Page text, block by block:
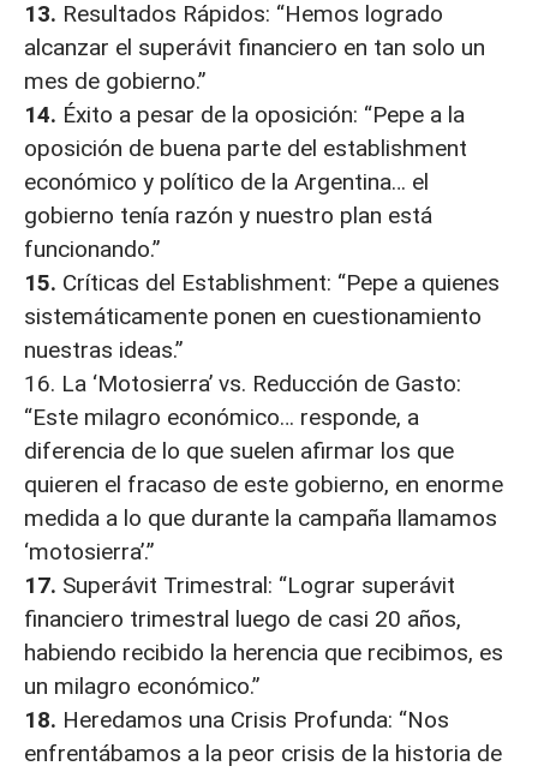
13. Resultados Rápidos: “Hemos logrado
alcanzar el superávit financiero en tan solo un
mes de gobierno.”
14. Éxito a pesar de la oposición: “Pepe a la
oposición de buena parte del establishment
económico y político de la Argentina… el
gobierno tenía razón y nuestro plan está
funcionando.”
15. Críticas del Establishment: “Pepe a quienes
sistemáticamente ponen en cuestionamiento
nuestras ideas.”
16. La ‘Motosierra’ vs. Reducción de Gasto:
“Este milagro económico… responde, a
diferencia de lo que suelen afirmar los que
quieren el fracaso de este gobierno, en enorme
medida a lo que durante la campaña llamamos
‘motosierra’.”
17. Superávit Trimestral: “Lograr superávit
financiero trimestral luego de casi 20 años,
habiendo recibido la herencia que recibimos, es
un milagro económico.”
18. Heredamos una Crisis Profunda: “Nos
enfrentábamos a la peor crisis de la historia de